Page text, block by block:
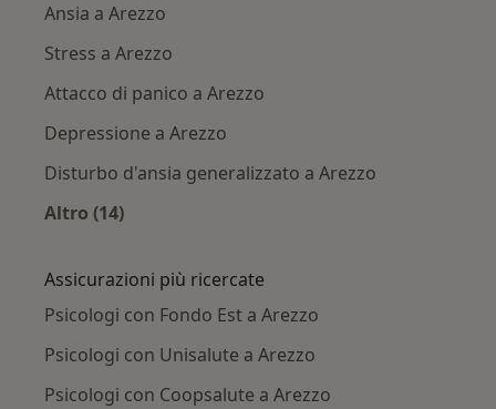
Ansia a Arezzo
Stress a Arezzo
Attacco di panico a Arezzo
Depressione a Arezzo
Disturbo d'ansia generalizzato a Arezzo
Altro (14)
Assicurazioni più ricercate
Psicologi con Fondo Est a Arezzo
Psicologi con Unisalute a Arezzo
Psicologi con Coopsalute a Arezzo